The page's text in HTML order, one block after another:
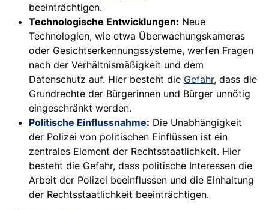
beeinträchtigen.
Technologische Entwicklungen: Neue
Technologien, wie etwa Überwachungskameras
oder Gesichtserkennungssysteme, werfen Fragen
nach der Verhältnismäßigkeit und dem
Datenschutz auf. Hier besteht die Gefahr, dass die
Grundrechte der Bürgerinnen und Bürger unnötig
eingeschränkt werden.
Politische Einflussnahme: Die Unabhängigkeit
der Polizei von politischen Einflüssen ist ein
zentrales Element der Rechtsstaatlichkeit. Hier
besteht die Gefahr, dass politische Interessen die
Arbeit der Polizei beeinflussen und die Einhaltung
der Rechtsstaatlichkeit beeinträchtigen.